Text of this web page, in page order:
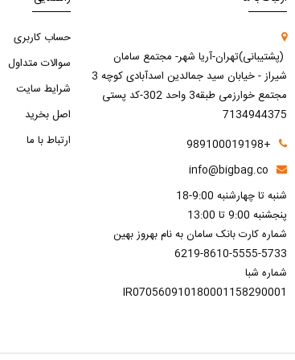
(پشتیبانی)تهران-آریا شهر- مجتمع سامان
شیراز - خیابان سید جمالدین اسدآبادی کوچه 3
مجتمع خوارزمی طبقه3 واحد 302-کد پستی
7134944375
+989100019198
info@bigbag.co
شنبه تا چهارشنبه 9:00-18
پنجشنبه 9:00 تا 13:00
شماره کارت بانک سامان به نام بهروز بهین
6219-8610-5555-5733
شماره شبا
IR070560910180001158290001
حساب کاربری
سوالات متداول
شرایط سایت
اصل بخرید
ارتباط با ما